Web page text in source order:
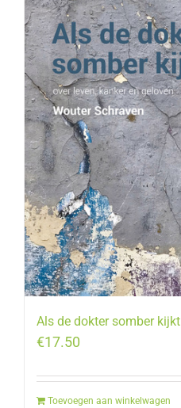
Als de dokter somber kijkt
€17.50
Toevoegen aan winkelwagen